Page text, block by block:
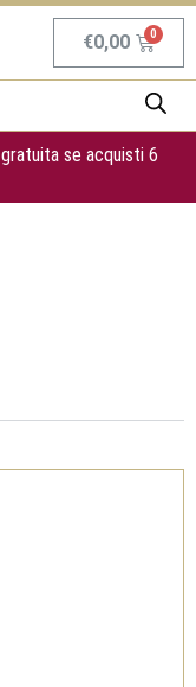
€0,00
se acquisti 6